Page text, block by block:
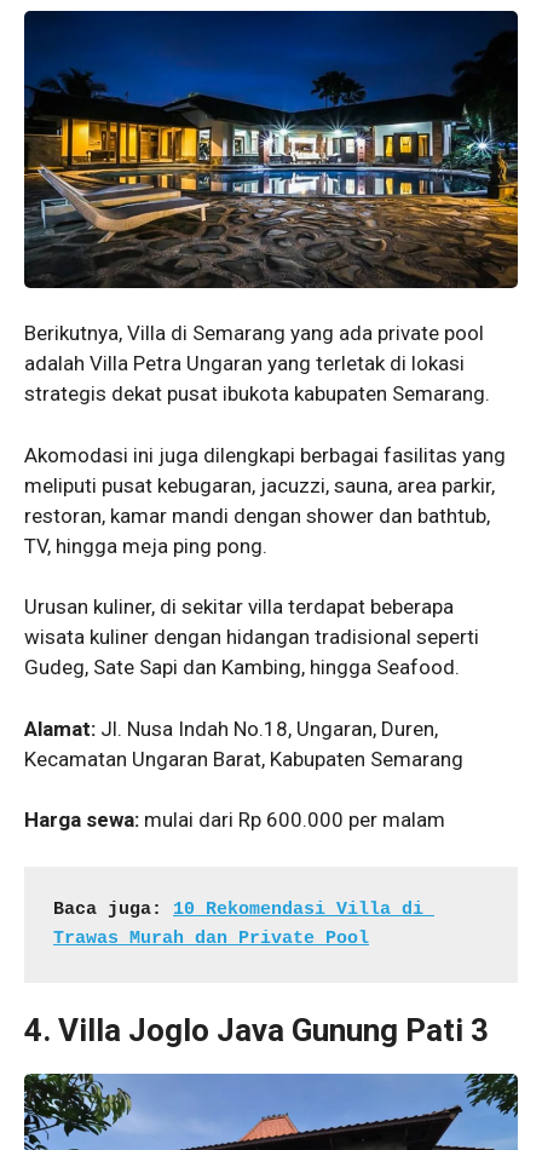
Berikutnya, Villa di Semarang yang ada private pool
adalah Villa Petra Ungaran yang terletak di lokasi
strategis dekat pusat ibukota kabupaten Semarang.
Akomodasi ini juga dilengkapi berbagai fasilitas yang
meliputi pusat kebugaran, jacuzzi, sauna, area parkir,
restoran, kamar mandi dengan shower dan bathtub,
TV, hingga meja ping pong.
Urusan kuliner, di sekitar villa terdapat beberapa
wisata kuliner dengan hidangan tradisional seperti
Gudeg, Sate Sapi dan Kambing, hingga Seafood.
Alamat: Jl. Nusa Indah No.18, Ungaran, Duren,
Kecamatan Ungaran Barat, Kabupaten Semarang
Harga sewa: mulai dari Rp 600.000 per malam
Baca juga: 10 Rekomendasi Villa di
Trawas Murah dan Private Pool
4. Villa Joglo Java Gunung Pati 3